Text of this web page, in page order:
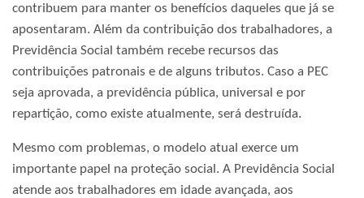
contribuem para manter os benefícios daqueles que já se
aposentaram. Além da contribuição dos trabalhadores, a
Previdência Social também recebe recursos das
contribuições patronais e de alguns tributos. Caso a PEC
seja aprovada, a previdência pública, universal e por
repartição, como existe atualmente, será destruída.
Mesmo com problemas, o modelo atual exerce um
importante papel na proteção social. A Previdência Social
atende aos trabalhadores em idade avançada, aos